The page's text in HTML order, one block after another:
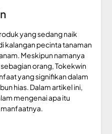
yang sedang naik
kalangan pecinta tanaman
Meskipun namanya
orang, Tokekwin
yang signifikan dalam
hias. Dalam artikel ini,
mengenai apa itu